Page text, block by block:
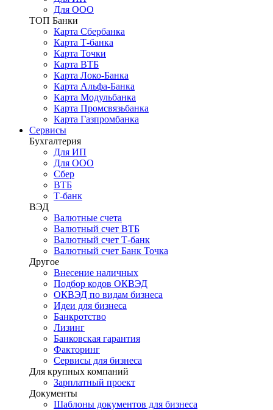
Для ООО
ТОП Банки
Карта Сбербанка
Карта Т-банка
Карта Точки
Карта ВТБ
Карта Локо-Банка
Карта Альфа-Банка
Карта Модульбанка
Карта Промсвязьбанка
Карта Газпромбанка
Сервисы
Бухгалтерия
Для ИП
Для ООО
Сбер
ВТБ
Т-банк
ВЭД
Валютные счета
Валютный счет ВТБ
Валютный счет Т-банк
Валютный счет Банк Точка
Другое
Внесение наличных
Подбор кодов ОКВЭД
ОКВЭД по видам бизнеса
Идеи для бизнеса
Банкротство
Лизинг
Банковская гарантия
Факторинг
Сервисы для бизнеса
Для крупных компаний
Зарплатный проект
Документы
Шаблоны документов для бизнеса